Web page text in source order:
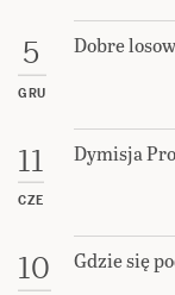
5
GRU
Dobre
11
CZE
Dymisja
10 Gdzie się